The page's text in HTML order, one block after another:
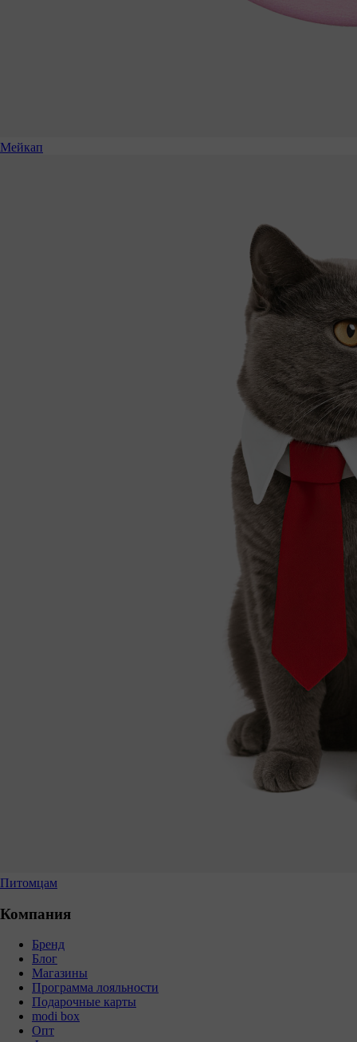
Мейкап
Питомцам
Компания
Бренд
Блог
Магазины
Программа лояльности
Подарочные карты
modi box
Опт